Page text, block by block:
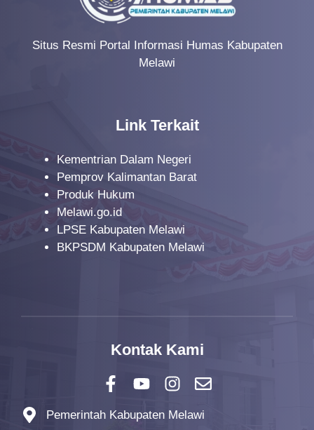
Situs Resmi Portal Informasi Humas Kabupaten
Melawi
Link Terkait
Kementrian Dalam Negeri
Pemprov Kalimantan Barat
Produk Hukum
Melawi.go.id
LPSE Kabupaten Melawi
BKPSDM Kabupaten Melawi
Kontak Kami
Pemerintah Kabupaten Melawi